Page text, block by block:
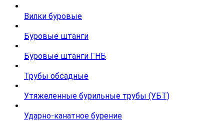
Вилки буровые
Буровые штанги
Буровые штанги ГНБ
Трубы обсадные
Утяжеленные бурильные трубы (УБТ)
Ударно-канатное бурение